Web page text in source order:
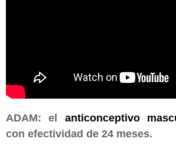
ADAM: el anticonceptivo
con efectividad de 24 meses.